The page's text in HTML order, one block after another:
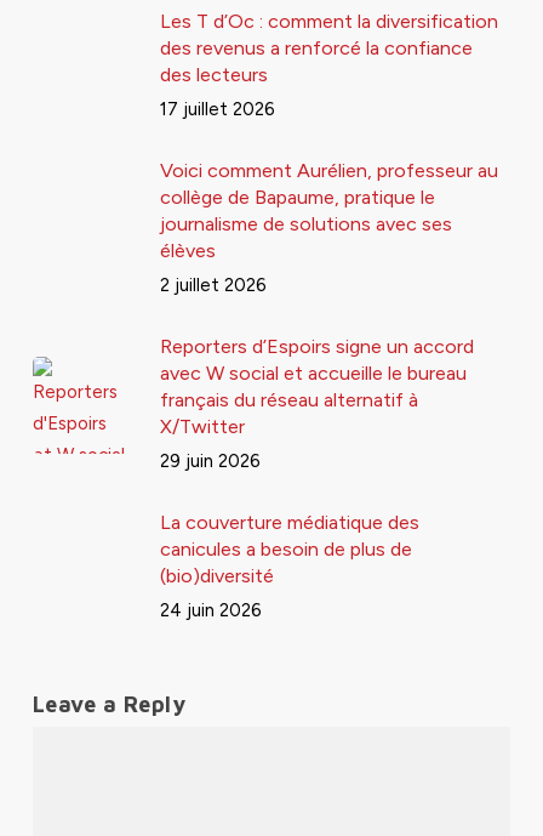
Les T d’Oc : comment la diversification
des revenus a renforcé la confiance
des lecteurs
17 juillet 2026
Voici comment Aurélien, professeur au
collège de Bapaume, pratique le
journalisme de solutions avec ses
élèves
2 juillet 2026
Reporters d’Espoirs signe un accord
avec W social et accueille le bureau
français du réseau alternatif à
X/Twitter
29 juin 2026
La couverture médiatique des
canicules a besoin de plus de
(bio)diversité
24 juin 2026
Leave a Reply